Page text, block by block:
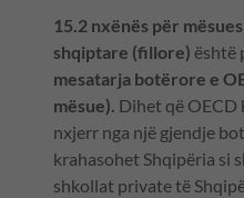
15.2 nxënës për
shqiptare (fillore) është
mesatarja botërore e
mësue). Dihet që OECD
nxjerr nga një gjendje
krahasohet Shqipëria si
shkollat private të